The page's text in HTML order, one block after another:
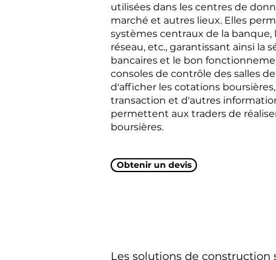
utilisées dans les centres de
marché et autres lieux. Elles
systèmes centraux de la banque,
réseau, etc., garantissant ainsi la
bancaires et le bon
consoles de contrôle des salles
d'afficher les cotations
transaction et d'autres
permettent aux traders de
boursières.
Obtenir un devis
Les solutions de